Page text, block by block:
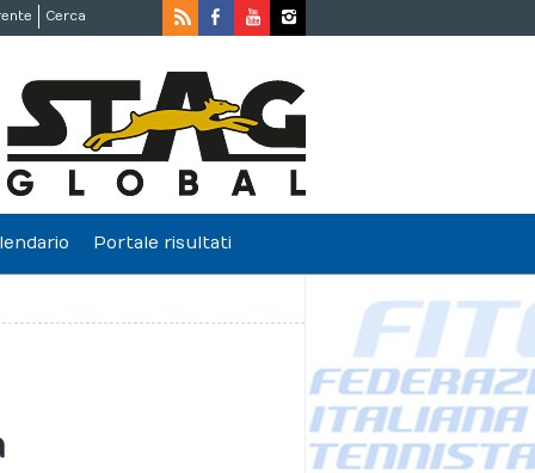
Cerca
Portale risultati